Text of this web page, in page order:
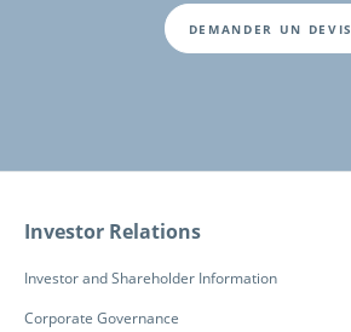
DEMANDER UN DEVIS
Investor Relations
Investor and Shareholder Information
Corporate Governance